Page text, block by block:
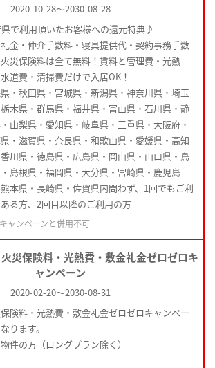
2020-10-28～2030-08-28
で利用頂いたお客様への還元特典♪
金・仲介手数料・寝具提供代・契約事務手数
災保険料は全て無料！賃料と管理費・光熱
道費・清掃費だけで入居OK！
・秋田県・宮城県・新潟県・神奈川県・埼玉
木県・群馬県・福井県・富山県・石川県・静
山梨県・愛知県・岐阜県・三重県・大阪府・
・滋賀県・奈良県・和歌山県・愛媛県・高知
川県・徳島県・広島県・岡山県・山口県・鳥
島根県・福岡県・大分県・宮崎県・鹿児島
本県・長崎県・佐賀県内問わず、1回でもご利
る方、2回目以降のご利用の方
ャンペーンと併用不可
火災保険料・光熱費・敷金礼金ゼロゼロキ
ャンペーン
2020-02-20～2030-08-31
険料・光熱費・敷金礼金ゼロゼロキャンペー
ります。
件の方（ロングプラン除く）